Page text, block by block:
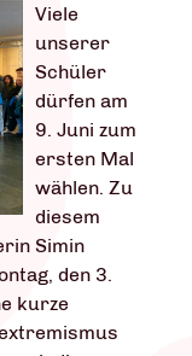
Viele
unserer
Schüler
dürfen am
9. Juni zum
ersten Mal
wählen. Zu
diesem
Simin
den 3.
kurze